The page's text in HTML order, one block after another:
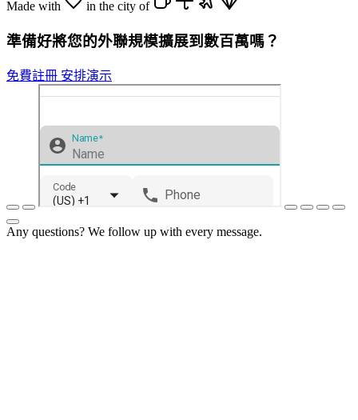
Made with in the city of
準備好將您的外聯規模擴展到數百萬嗎？
免費註冊 安排演示
Any questions? We follow up with every message.